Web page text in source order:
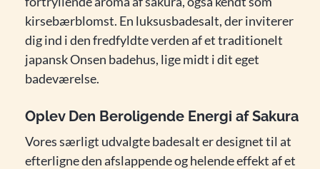
kirsebærblomst. En luksusbadesalt, der inviterer
dig ind i den fredfyldte verden af et traditionelt
japansk Onsen badehus, lige midt i dit eget
badeværelse.
Oplev Den Beroligende Energi af Sakura
Vores særligt udvalgte badesalt er designet til at
efterligne den afslappende og helende effekt af et